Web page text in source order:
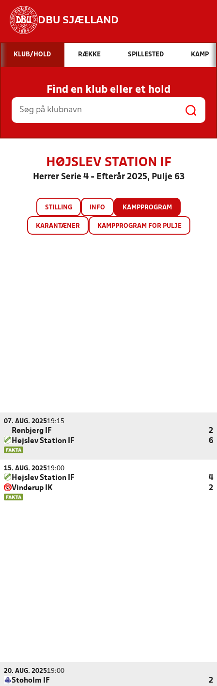
DBU SJÆLLAND
Hvad vil du søge efter?
INDHOLD OG NYHEDER
STILLINGER, RESULTATER, KLUBBER OG
HOLD
KLUB/HOLD RÆKKE SPILLESTED KAMP
Find en klub eller et hold
HØJSLEV STATION IF
Herrer Serie 4 - Efterår 2025, Pulje 63
STILLING INFO KAMPPROGRAM
KARANTÆNER KAMPPROGRAM FOR PULJE
07. AUG. 202519:15
Rønbjerg IF
2
Højslev Station IF
6
15. AUG. 202519:00
Højslev Station IF
4
Vinderup IK
2
20. AUG. 202519:00
Stoholm IF
2